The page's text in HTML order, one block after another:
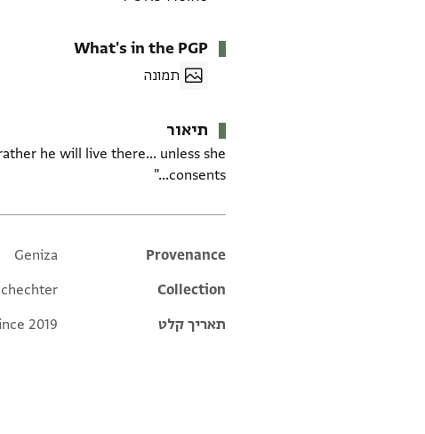
What's in the PGP
תמונה
תיאור
he will live there... unless she
consents..."
Additional metadata
Provenance
Geniza
Collection
תאריך קלט
2019